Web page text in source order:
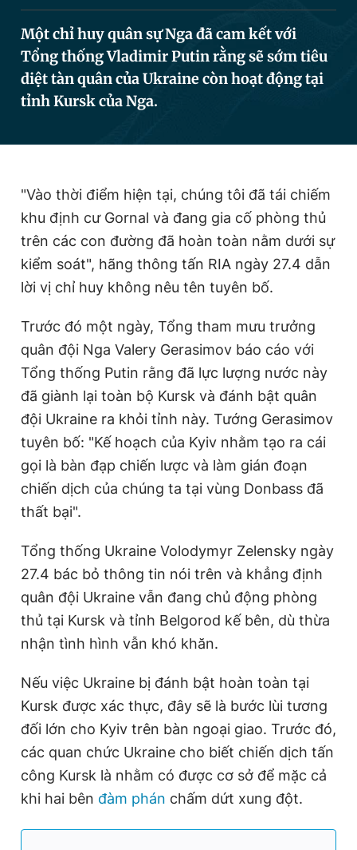
Thông tin tòa soạn Liên hệ quảng cáo
Theo dõi báo trên
Hotline Liên hệ quảng cáo
Đặt báo Quảng cáo RSS Tòa soạn Chính sách bảo
Tổng biên tập: Nguyễn Ngọc Toàn
Phó tổng biên tập thường trực: Hải Thành
Phó tổng biên tập: Lâm Hiếu Dũng
Phó tổng biên tập: Trần Việt Hưng
Tổng thư ký tòa soạn: Đức Trung
Giấy phép xuất bản số 110/GP - BTTTT cấp ngày 24.3.2020
© 2003-2026 Bản quyền thuộc về Báo Thanh Niên. Cấm sao
chép dưới mọi hình thức nếu không có sự chấp thuận bằng văn
bản. Phát triển bởi ePi Technologies, JSC.
Một chỉ huy quân sự Nga đã cam kết với
Tổng thống Vladimir Putin rằng sẽ sớm tiêu
diệt tàn quân của Ukraine còn hoạt động tại
tỉnh Kursk của Nga.
"Vào thời điểm hiện tại, chúng tôi đã tái chiếm
khu định cư Gornal và đang gia cố phòng thủ
trên các con đường đã hoàn toàn nằm dưới sự
kiểm soát", hãng thông tấn RIA ngày 27.4 dẫn
lời vị chỉ huy không nêu tên tuyên bố.
Trước đó một ngày, Tổng tham mưu trưởng
quân đội Nga Valery Gerasimov báo cáo với
Tổng thống Putin rằng đã lực lượng nước này
đã giành lại toàn bộ Kursk và đánh bật quân
đội Ukraine ra khỏi tỉnh này. Tướng Gerasimov
tuyên bố: "Kế hoạch của Kyiv nhằm tạo ra cái
gọi là bàn đạp chiến lược và làm gián đoạn
chiến dịch của chúng ta tại vùng Donbass đã
thất bại".
Tổng thống Ukraine Volodymyr Zelensky ngày
27.4 bác bỏ thông tin nói trên và khẳng định
quân đội Ukraine vẫn đang chủ động phòng
thủ tại Kursk và tỉnh Belgorod kế bên, dù thừa
nhận tình hình vẫn khó khăn.
Nếu việc Ukraine bị đánh bật hoàn toàn tại
Kursk được xác thực, đây sẽ là bước lùi tương
đối lớn cho Kyiv trên bàn ngoại giao. Trước đó,
các quan chức Ukraine cho biết chiến dịch tấn
công Kursk là nhằm có được cơ sở để mặc cả
khi hai bên đàm phán chấm dứt xung đột.